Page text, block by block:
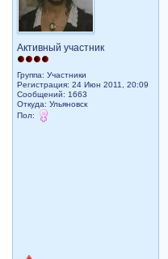
Активный участник
Группа: Участники
Регистрация: 24 Июн 2011, 20:09
Сообщений: 1663
Откуда: Ульяновск
Пол: